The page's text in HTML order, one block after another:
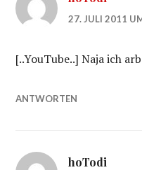
27. JULI 2011
[..YouTube..] Naja ich
ANTWORTEN
hoTodi